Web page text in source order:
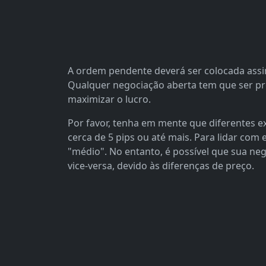
A ordem pendente deverá ser colocada
Qualquer negociação aberta tem que ser
maximizar o lucro.
Por favor, tenha em mente que diferentes
cerca de 5 pips ou até mais. Para lidar
"médio". No entanto, é possível que sua
vice-versa, devido às diferenças de preço.